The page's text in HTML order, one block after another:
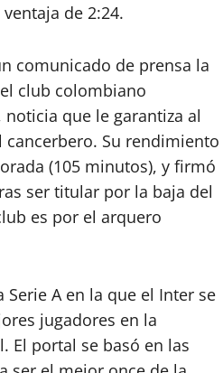
de 2:24.
comunicado de prensa la
club colombiano
que le garantiza al
Su rendimiento
(105 minutos), y firmó
ser titular por la baja del
es por el arquero
A en la que el Inter se
jugadores en la
El portal se basó en las